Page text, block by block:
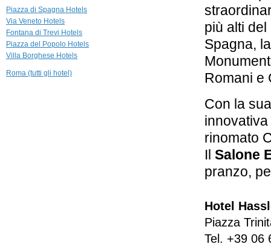
più alti
Spagna,
Romani e
Con la
rinomato
Il Salone
pranzo,
Hotel
Piazza
Tel. +39 06
Hotel Majestic
476 m
Piazza di Spagna Hotels
Via Veneto Hotels
Fontana di Trevi Hotels
Piazza del Popolo Hotels
Villa Borghese Hotels
Roma (tutti gli hotel)